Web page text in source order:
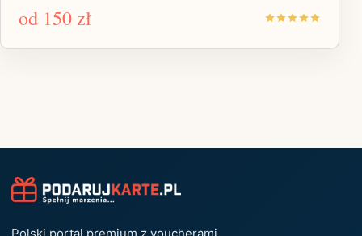
od 150 zł